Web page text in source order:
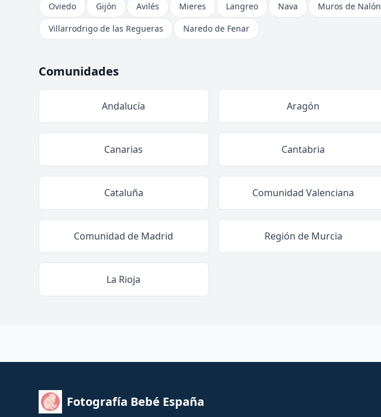
Oviedo Gijón Avilés Mieres Langreo Nava Muros de Nalón
Villarrodrigo de las Regueras
Naredo de Fenar
Comunidades
Andalucía Aragón
Canarias Cantabria
Cataluña Comunidad Valenciana
Comunidad de Madrid Región de Murcia
La Rioja
Fotografía Bebé España